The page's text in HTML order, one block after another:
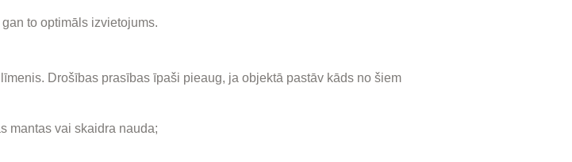
to optimāls izvietojums.
Drošības prasības īpaši pieaug, ja objektā pastāv kāds no šiem
mantas vai skaidra nauda;